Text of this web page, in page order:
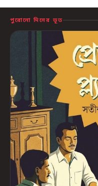
🍪 সাইটটি চালু রাখতে কিছু প্রয়োজনীয়
পরিসংখ্যানের কুকিও ব্যবহার করব, যাতে
শুধু প্রয়োজনীয় সব ঠিক আছে
পুরোনো দিনের ভূত